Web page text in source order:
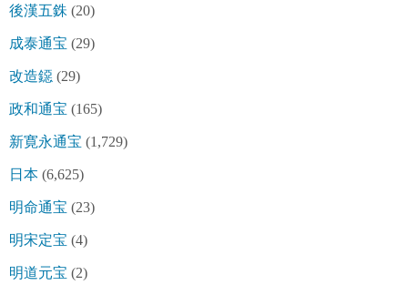
後漢五銖 (20)
成泰通宝 (29)
改造鐚 (29)
政和通宝 (165)
新寛永通宝 (1,729)
日本 (6,625)
明命通宝 (23)
明宋定宝 (4)
明道元宝 (2)